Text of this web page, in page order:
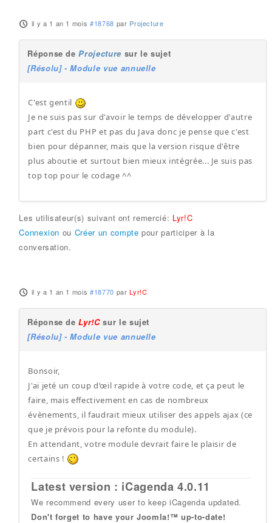
il y a 1 an 1 mois #18768 par Projecture
Réponse deProjecture sur le sujet
[Résolu] - Module vue annuelle
C'est gentil
Je ne suis pas sur d'avoir le temps de développer d'autre
part c'est du PHP et pas du Java donc je pense que c'est
bien pour dépanner, mais que la version risque d'être
plus aboutie et surtout bien mieux intégrée... Je suis pas
top top pour le codage ^^
Les utilisateur(s) suivant ont remercié: Lyr!C
Connexion ou Créer un compte pour participer à la
conversation.
il y a 1 an 1 mois #18770 parLyr!C
Réponse deLyr!Csur le sujet
[Résolu] - Module vue annuelle
Bonsoir,
J'ai jeté un coup d’œil rapide à votre code, et ça peut le
faire, mais effectivement en cas de nombreux
évènements, il faudrait mieux utiliser des appels ajax (ce
que je prévois pour la refonte du module).
En attendant, votre module devrait faire le plaisir de
certains !
Latest version : iCagenda 4.0.11
We recommend every user to keep iCagenda updated.
Don't forget to have your Joomla!™ up-to-date!